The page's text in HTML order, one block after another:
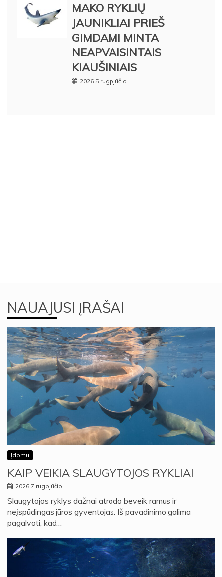
MAKO RYKLIŲ
JAUNIKLIAI PRIEŠ
GIMDAMI MINTA
NEAPVAISINTAIS
KIAUŠINIAIS
2026 5 rugpjūčio
NAUAJUSI ĮRAŠAI
Įdomu
KAIP VEIKIA SLAUGYTOJOS RYKLIAI
2026 7 rugpjūčio
Slaugytojos ryklys dažnai atrodo beveik ramus ir
neįspūdingas jūros gyventojas. Iš pavadinimo galima
pagalvoti, kad…